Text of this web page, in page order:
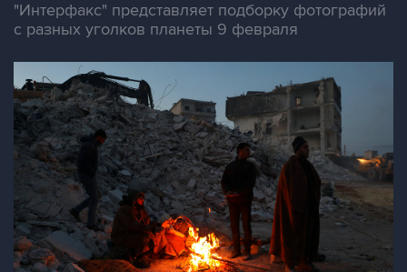
"Интерфакс" представляет подборку фотографий
с разных уголков планеты 9 февраля